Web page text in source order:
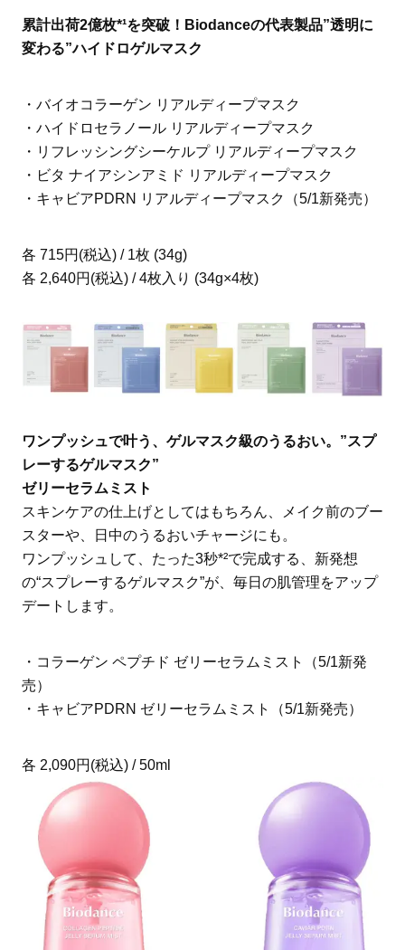
累計出荷2億枚*¹を突破！Biodanceの代表製品”透明に
変わる”ハイドロゲルマスク
・バイオコラーゲン リアルディープマスク
・ハイドロセラノール リアルディープマスク
・リフレッシングシーケルプ リアルディープマスク
・ビタ ナイアシンアミド リアルディープマスク
・キャビアPDRN リアルディープマスク（5/1新発売）
各 715円(税込) / 1枚 (34g)
各 2,640円(税込) / 4枚入り (34g×4枚)
ワンプッシュで叶う、ゲルマスク級のうるおい。”スプ
レーするゲルマスク”
ゼリーセラムミスト
スキンケアの仕上げとしてはもちろん、メイク前のブー
スターや、日中のうるおいチャージにも。
ワンプッシュして、たった3秒*²で完成する、新発想
の“スプレーするゲルマスク”が、毎日の肌管理をアップ
デートします。
・コラーゲン ペプチド ゼリーセラムミスト（5/1新発
売）
・キャビアPDRN ゼリーセラムミスト（5/1新発売）
各 2,090円(税込) / 50ml